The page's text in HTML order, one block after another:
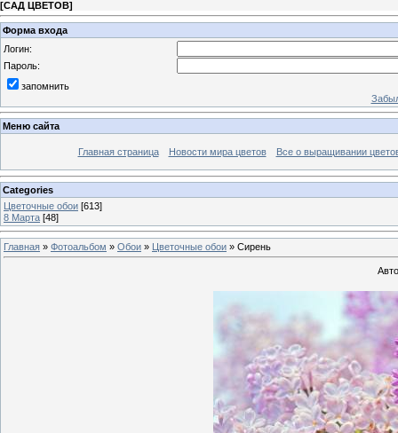
[САД ЦВЕТОВ]
Форма входа
Логин:
Пароль:
запомнить
Меню сайта
Главная страница Новости мира цветов Все о выращивании
Categories
Цветочные обои [613]
8 Марта [48]
Главная » Фотоальбом » Обои » Цветочные обои » Сирень